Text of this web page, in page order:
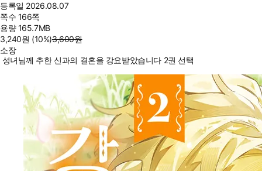
등록일 2026.08.07
쪽수 166쪽
용량165.7MB
3,240원 (10%)3,600원
소장
성녀님께 추한 신과의 결혼을 강요받았습니다 2권 선택